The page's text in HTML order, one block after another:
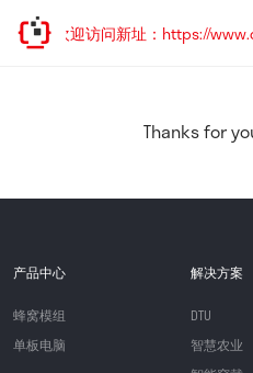
迁移，欢迎访问新址：https://
Thanks for
产品中心
蜂窝模组
单板电脑
解决方案
DTU
智慧农业